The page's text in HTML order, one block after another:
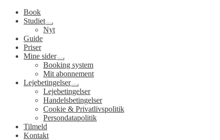
Book
Studiet
Udfold
undermenu
Nyt
Guide
Priser
Mine sider
Udfold
undermenu
Booking system
Mit abonnement
Lejebetingelser
Udfold
undermenu
Lejebetingelser
Handelsbetingelser
Cookie & Privatlivspolitik
Persondatapolitik
Tilmeld
Kontakt